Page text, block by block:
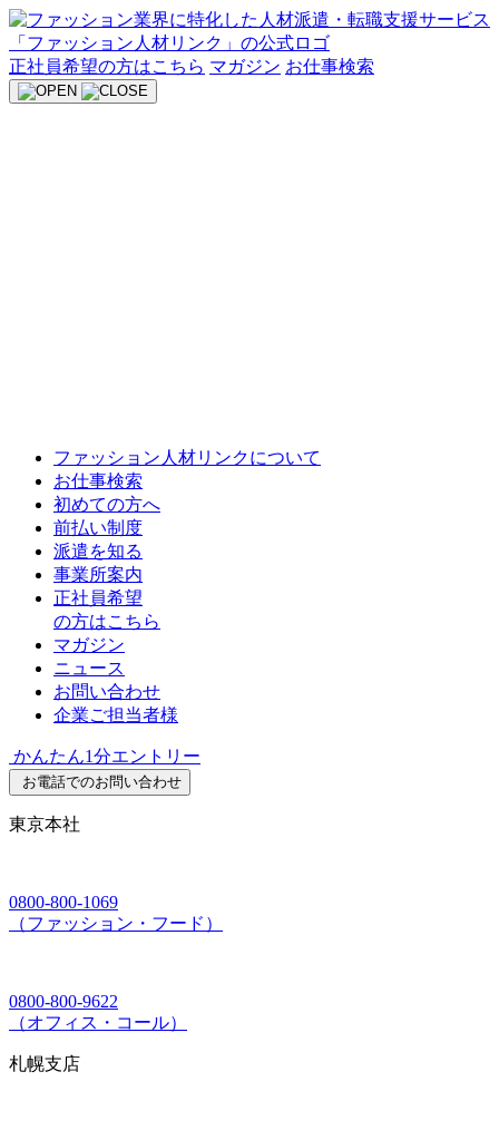
Skip
to
content
正社員希望の方はこちら マガジン お仕事検索
ファッション人材リンクについて
お仕事検索
初めての方へ
前払い制度
派遣を知る
事業所案内
正社員希望
の方はこちら
マガジン
ニュース
お問い合わせ
企業ご担当者様
かんたん1分エントリー
お電話でのお問い合わせ
東京本社
0800-800-1069
（ファッション・フード）
0800-800-9622
（オフィス・コール）
札幌支店